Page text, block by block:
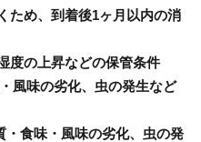
ため、到着後1ヶ月以内の消
度の上昇などの保管条件
風味の劣化、虫の発生など
・食味・風味の劣化、虫の発